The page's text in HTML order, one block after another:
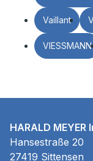
Vaillant
VIESSMANN
HARALD
Hansestraße 20
27419 Sittensen